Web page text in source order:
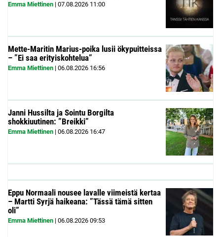
Emma Miettinen | 07.08.2026 11:00
Mette-Maritin Marius-poika lusii ökypuitteissa
– ”Ei saa erityiskohtelua”
Emma Miettinen | 06.08.2026 16:56
Janni Hussilta ja Sointu Borgilta
shokkiuutinen: ”Breikki”
Emma Miettinen | 06.08.2026 16:47
Eppu Normaali nousee lavalle viimeistä kertaa
– Martti Syrjä haikeana: ”Tässä tämä sitten
oli”
Emma Miettinen | 06.08.2026 09:53